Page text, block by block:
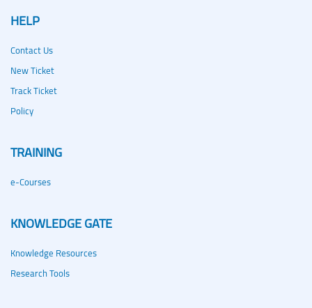
HELP
Contact Us
New Ticket
Track Ticket
Policy
TRAINING
e-Courses
KNOWLEDGE GATE
Knowledge Resources
Research Tools